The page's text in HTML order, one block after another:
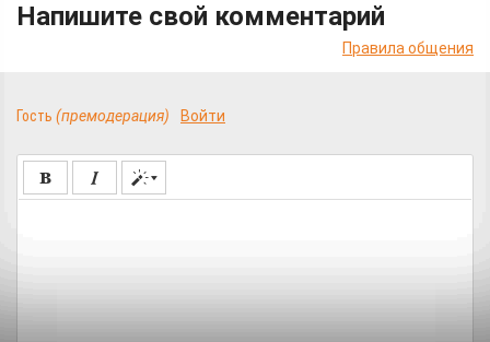
Напишите свой комментарий
Правила общения
Гость (премодерация) Войти